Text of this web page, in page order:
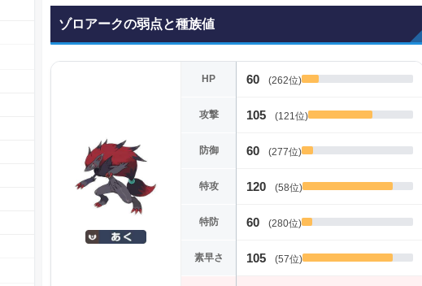
ゾロアークの弱点と種族値
HP 60 (262位)
攻撃 105 (121位)
防御 60 (277位)
特攻 120 (58位)
特防 60 (280位)
素早さ 105 (57位)